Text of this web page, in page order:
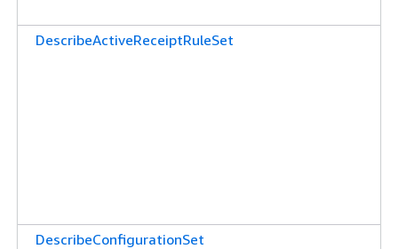
DescribeActiveReceiptRuleSet
DescribeConfigurationSet